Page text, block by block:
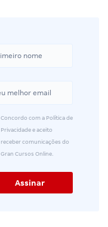
Concordo com a Política de
Privacidade e aceito
receber comunicações do
Gran Cursos Online.